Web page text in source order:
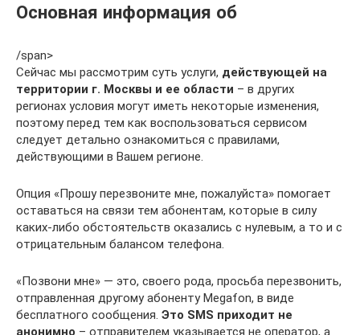
Основная информация об
/span>
Сейчас мы рассмотрим суть услуги, действующей на
территории г. Москвы и ее области – в других
регионах условия могут иметь некоторые изменения,
поэтому перед тем как воспользоваться сервисом
следует детально ознакомиться с правилами,
действующими в Вашем регионе.
Опция «Прошу перезвоните мне, пожалуйста» помогает
оставаться на связи тем абонентам, которые в силу
каких-либо обстоятельств оказались с нулевым, а то и с
отрицательным балансом телефона.
«Позвони мне» — это, своего рода, просьба перезвонить,
отправленная другому абоненту Megafon, в виде
бесплатного сообщения. Это SMS приходит не
анонимно – отправителем указывается не оператор, а